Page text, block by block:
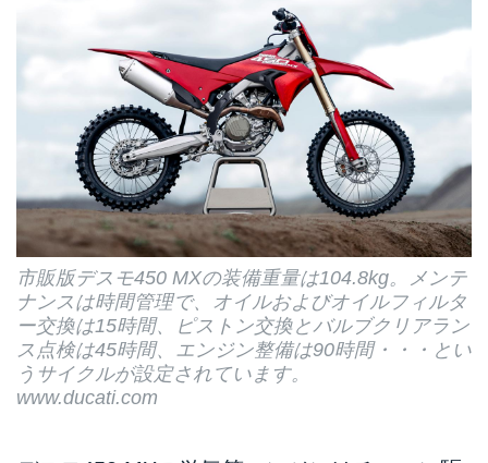
市販版デスモ450 MXの装備重量は104.8kg。メンテ
ナンスは時間管理で、オイルおよびオイルフィルタ
ー交換は15時間、ピストン交換とバルブクリアラン
ス点検は45時間、エンジン整備は90時間・・・とい
うサイクルが設定されています。
www.ducati.com